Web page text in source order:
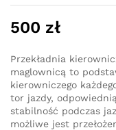
500 zł
Przekładnia
maglownicą to
kierowniczego
tor jazdy,
stabilność podczas
możliwe jest